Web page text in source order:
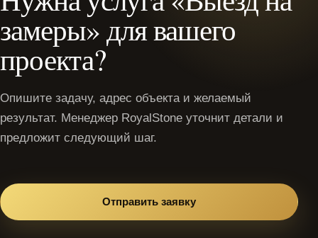
замеры» для вашего
проекта?
Опишите задачу, адрес объекта и желаемый
результат. Менеджер RoyalStone уточнит детали и
предложит следующий шаг.
Отправить заявку